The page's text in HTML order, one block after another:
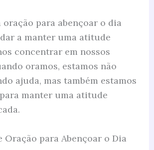
oração para abençoar o dia
a manter uma atitude
concentrar em nossos
oramos, estamos não
ajuda, mas também estamos
manter uma atitude
Oração para Abençoar o Dia